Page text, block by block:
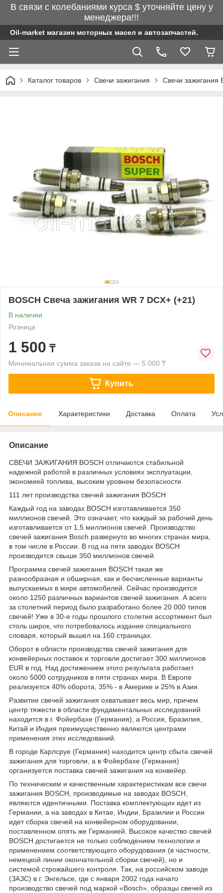
В связи с колебаниями курса $ уточняйте цену у
менеджера!!!
Oil-market магазин моторных масел и автозапчастей.
Каталог товаров Свечи зажигания Свечи зажигания
BOSCH Свеча зажигания WR 7 DCX+ (+21)
В наличии
Розница
1 500 ₸
Минимальная сумма заказа на сайте — 5 000 ₸
Купить
Описание Характеристики Доставка Оплата
Описание
СВЕЧИ ЗАЖИГАНИЯ BOSCH отличаются стабильной
надежной работой в различных условиях эксплуатации,
экономией топлива, высоким уровнем безопасности.
111 лет производства свечей зажигания BOSCH
Каждый год на заводах BOSCH изготавливается 350
миллионов свечей. Это означает, что каждый за рабочий день
изготавливается от 1,5 миллионов свечей. Производство
свечей зажигания Bosch развернуто во многих странах мира,
в том числе в России. В год на пяти заводах BOSCH
производится свыше 350 миллионов свечей.
Программа свечей зажигания BOSCH такая же
разнообразная и обширная, как и бесчисленные варианты
выпускаемых в мире автомобилей. Сейчас производится
около 1250 различных вариантов свечей зажигания. А всего
за столетний период было разработано более 20 000 типов
свечей! Уже в 30-е годы прошлого столетия ассортимент был
столь широк, что потребовалось издание специального
словаря, который вышел на 160 страницах.
Оборот в области производства свечей зажигания для
конвейерных поставок и торговли достигает 300 миллионов
EUR в год. Над достижением этого результата работают
около 5000 сотрудников в пяти странах мира. В Европе
реализуется 40% оборота, 35% - в Америке и 25% в Азии.
Развитие свечей зажигания охватывает весь мир, причем
центр тяжести в области фундаментальных исследований
находится в г. Фойербахе (Германия), а Россия, Бразилия,
Китай и Индия преимущественно являются центрами
применения этих исследований.
В городе Карлсруе (Германия) находится центр сбыта свечей
зажигания для торговли, а в Фойербахе (Германия)
организуется поставка свечей зажигания на конвейер.
По техническим и качественным характеристикам все свечи
зажигания BOSCH, производимые на заводах BOSCH,
являются идентичными. Поставка комплектующих идет из
Германии, а на заводах в Китае, Индии, Бразилии и России
идет сборка свечей на конвейерном оборудовании,
поставленном опять же Германией. Высокое качество свечей
BOSCH достигается не только соблюдением технологии и
применением соответствующего оборудования (в частности,
немецкой линии окончательной сборки свечей), но и
системой строжайшего контроля. Так, на российском заводе
(ЗАЗС) в г. Энгельсе, где с января 2002 года начато
производство свечей под маркой «Bosch», образцы свечей из